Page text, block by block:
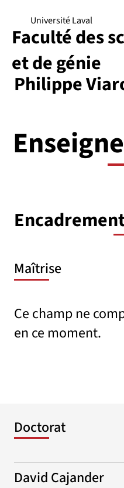
Philippe
Université Laval
Faculté des
et de génie
Maîtrise
Ce champ ne
en ce moment.
Doctorat
David Cajander